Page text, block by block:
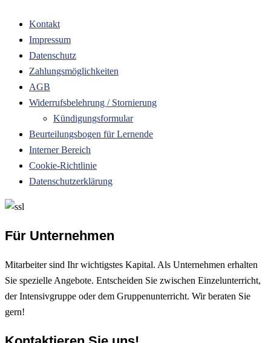
Kontakt
Impressum
Datenschutz
Zahlungsmöglichkeiten
AGB
Widerrufsbelehrung / Stornierung
Kündigungsformular
Beurteilungsbogen für Lernende
Interner Bereich
Cookie-Richtlinie
Datenschutzerklärung
Für Unternehmen
Mitarbeiter sind Ihr wichtigstes Kapital. Als Unternehmen erhalten
Sie spezielle Angebote. Entscheiden Sie zwischen Einzelunterricht,
der Intensivgruppe oder dem Gruppenunterricht. Wir beraten Sie
gern!